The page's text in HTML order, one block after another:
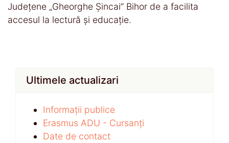
Județene „Gheorghe Șincai” Bihor de a facilita
accesul la lectură și educație.
Ultimele actualizari
Informații publice
Erasmus ADU - Cursanți
Date de contact